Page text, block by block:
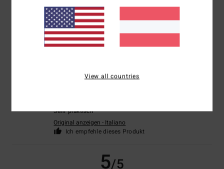
/5 Preis-Leistungs-Verhältnis: 5/5 Größe: Zu großMaterial
/5
Ich empfehle dieses Produkt
5
Sehr praktisch
Original anzeigen - Italiano
Ich empfehle dieses Produkt
5/5
View all countries